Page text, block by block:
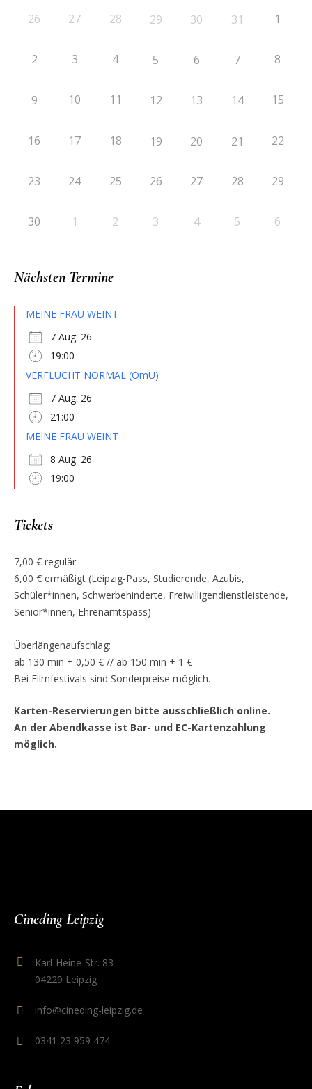
26 27 28 29 30 31 1
2 3 4 5 6 7 8
9 10 11 12 13 14 15
16 17 18 19 20 21 22
23 24 25 26 27 28 29
30 1 2 3 4 5 6
Nächsten Termine
MEINE FRAU WEINT
7 Aug. 26
19:00
VERFLUCHT NORMAL (OmU)
7 Aug. 26
21:00
MEINE FRAU WEINT
8 Aug. 26
19:00
Tickets
7,00 € regulär
6,00 € ermäßigt (Leipzig-Pass, Studierende, Azubis,
Schüler*innen, Schwerbehinderte, Freiwilligendienstleistende,
Senior*innen, Ehrenamtspass)
Überlängenaufschlag:
ab 130 min + 0,50 € // ab 150 min + 1 €
Bei Filmfestivals sind Sonderpreise möglich.
Karten-Reservierungen bitte ausschließlich online.
An der Abendkasse ist Bar- und EC-Kartenzahlung
möglich.
Cineding Leipzig
Karl-Heine-Str. 83
04229 Leipzig
info@cineding-leipzig.de
0341 23 959 474